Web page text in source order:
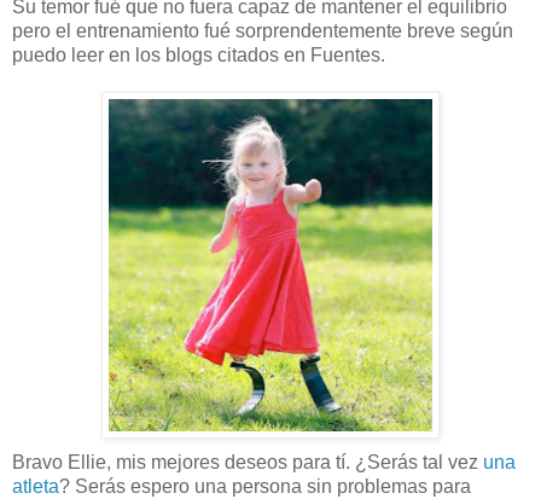
Su temor fué que no fuera capaz de mantener el equilibrio
pero el entrenamiento fué sorprendentemente breve según
puedo leer en los blogs citados en Fuentes.
Bravo Ellie, mis mejores deseos para tí. ¿Serás tal vez una
atleta? Serás espero una persona sin problemas para